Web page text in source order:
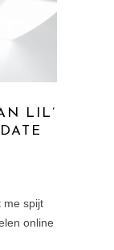
LIL’
me spijt
online